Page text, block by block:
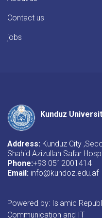
Contact us
jobs
Kunduz
Address: Kunduz City
Shahid Azizullah Safar
Phone:+93 0512001414
Email: info@kundoz.edu.af
Powered by: Islamic
Communication and IT